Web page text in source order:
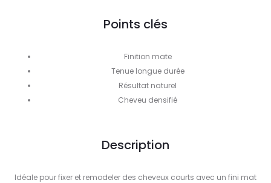
Points clés
Finition mate
Tenue longue durée
Résultat naturel
Cheveu densifié
Description
Idéale pour fixer et remodeler des cheveux courts avec un fini mat